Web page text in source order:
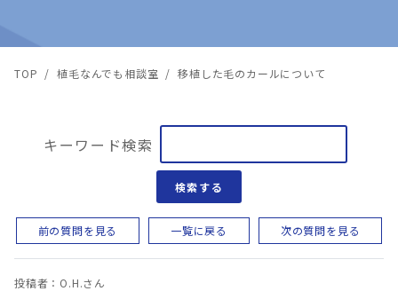
TOP / 植毛なんでも相談室 / 移植した毛のカールについて
キーワード検索
検索する
前の質問を見る 一覧に戻る 次の質問を見る
投稿者：O.H.さん